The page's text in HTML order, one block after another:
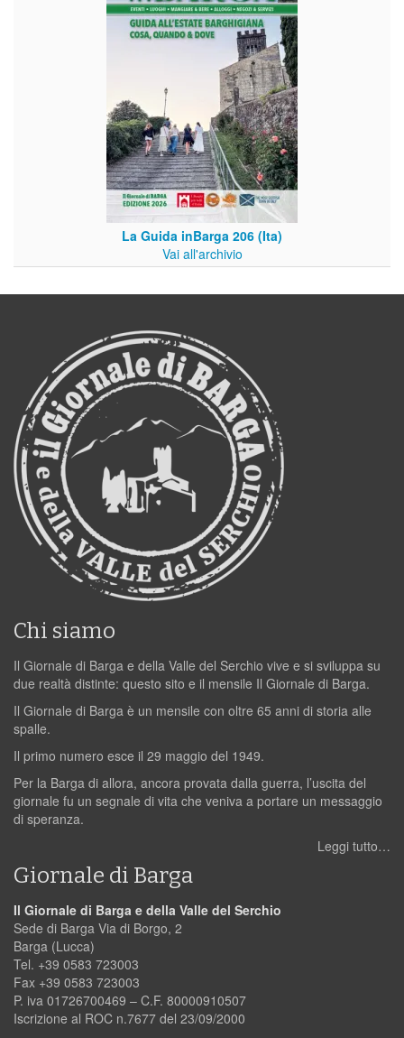
La Guida inBarga 206 (Ita)
Vai all'archivio
Chi siamo
Il Giornale di Barga e della Valle del Serchio vive e si sviluppa su
due realtà distinte: questo sito e il mensile Il Giornale di Barga.
Il Giornale di Barga è un mensile con oltre 65 anni di storia alle
spalle.
Il primo numero esce il 29 maggio del 1949.
Per la Barga di allora, ancora provata dalla guerra, l’uscita del
giornale fu un segnale di vita che veniva a portare un messaggio
di speranza.
Leggi tutto…
Giornale di Barga
Il Giornale di Barga e della Valle del Serchio
Sede di Barga Via di Borgo, 2
Barga (Lucca)
Tel. +39 0583 723003
Fax +39 0583 723003
P. iva 01726700469 – C.F. 80000910507
Iscrizione al ROC n.7677 del 23/09/2000